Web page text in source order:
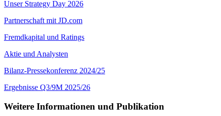
Unser Strategy Day 2026
Partnerschaft mit JD.com
Fremdkapital und Ratings
Aktie und Analysten
Bilanz-Pressekonferenz 2024/25
Ergebnisse Q3/9M 2025/26
Weitere Informationen und Publikation